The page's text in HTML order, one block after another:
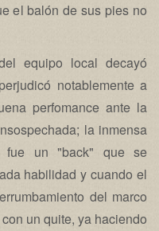
el balón de sus pies no
equipo local decayó
notablemente a
perfomance ante la
la inmensa
fue un "back" que se
habilidad y cuando el
del marco
un quite, ya haciendo